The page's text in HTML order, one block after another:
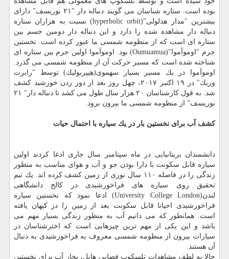
بوده است. ستاره شناسان می گویند دنباله دار "۲۱ بوریسف" دارای
بیشترین "مدار هذلولی"(hyperbolic orbit) نسبت به هزاران ستاره
دنباله دار مشاهده شده را دارد و این دنباله دار دومین جسم بین
ستاره ای است كه از منظومه شمسی ما عبور كرده است. نخستین
جرم "اوموآموا"(Oumuamua) بود. اوموآموا اولین جرم بین ستاره ای
شناخته شده است كه مسیر حركت آن از منظومه شمسی می گذرد.
اوموآموا در یك مسیر بسیار سهموی(هیپربولیك) توسط "رابرت
وریك" در ۱۹ اكتبر ۲۰۱۷، چهل روز بعد از دور زدن خورشید كشف
شد. به قول كارشناسان ۲۰ هزار سال طول می كشد تا دنباله دار" ۲۱
بوریسف" از منظومه شمسی ما بیرون برود.
كشف آب برای نخستین بار در یك سیاره با احتمال حیات
دانشمندان بریتانیایی در ماه سپتامبر سال جاری ادعا كردند اولین
سیاره قابل سكونت با دارا بودن جو و آب و هوای مناسب به منظور
زندگی را در فاصله ۱۱۰ سال نوری از زمین كشف كرده اند. یك تیم
تحقیق روی سیاره های فراخورشیدی در كالج دانشگاهی
لندن(University College London) ادعا نمود كه نخستین سیاره
فراخورشیدی احیانا قابل سكونت بعد از زمین را در كیهان یافته
است. همانطور كه می دانیم آب به منظور زندگی بسیار مهم می
باشد و این یكی از مهم ترین چیزهایی است كه اخترشناسان در
سیارات بیرون از منظومه شمسی معروف به فراخورشیدی به دنبال
آن هستند.
حالا به لطف مشاهدات تلسكوپ فضایی هابل، بخار آب برای نخستین